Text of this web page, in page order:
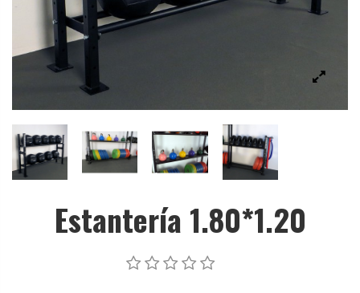
Estantería 1.80*1.20